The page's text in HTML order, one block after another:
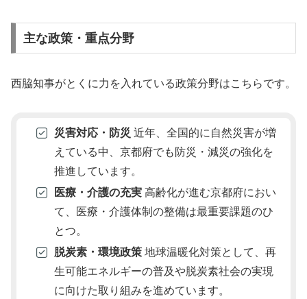
主な政策・重点分野
西脇知事がとくに力を入れている政策分野はこちらです。
災害対応・防災 近年、全国的に自然災害が増
えている中、京都府でも防災・減災の強化を
推進しています。
医療・介護の充実高齢化が進む京都府におい
て、医療・介護体制の整備は最重要課題のひ
とつ。
脱炭素・環境政策地球温暖化対策として、再
生可能エネルギーの普及や脱炭素社会の実現
に向けた取り組みを進めています。